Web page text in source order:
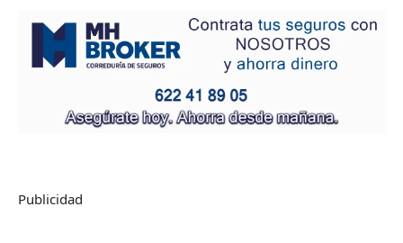
Publicidad